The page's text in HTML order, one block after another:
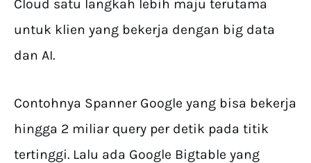
Cloud satu langkah lebih maju terutama
untuk klien yang bekerja dengan big data
dan AI.
Contohnya Spanner Google yang bisa bekerja
hingga 2 miliar query per detik pada titik
tertinggi. Lalu ada Google Bigtable yang